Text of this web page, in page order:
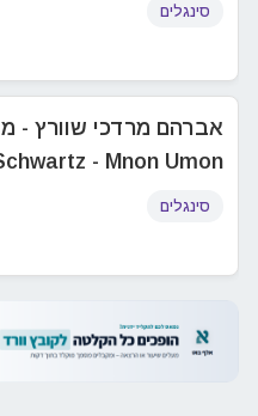
סינגלים
- Mnon Umon
סינגלים